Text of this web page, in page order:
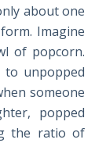
about one
Imagine
of popcorn.
unpopped
someone
popped
the ratio of